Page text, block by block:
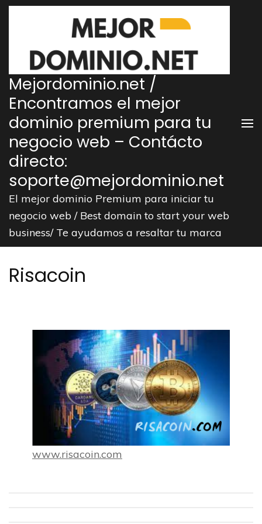
Saltar
(presiona
tecla
Intro)
Mejordominio.net /
Encontramos el mejor
dominio premium para tu
negocio web – Contácto
directo:
soporte@mejordominio.net
El mejor dominio Premium para iniciar tu
negocio web / Best domain to start your web
business/ Te ayudamos a resaltar tu marca
Risacoin
www.risacoin.com